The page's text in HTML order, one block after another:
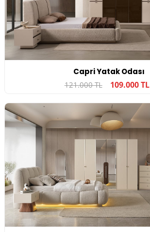
Capri Yatak Odası
121.000 TL 109.000 TL